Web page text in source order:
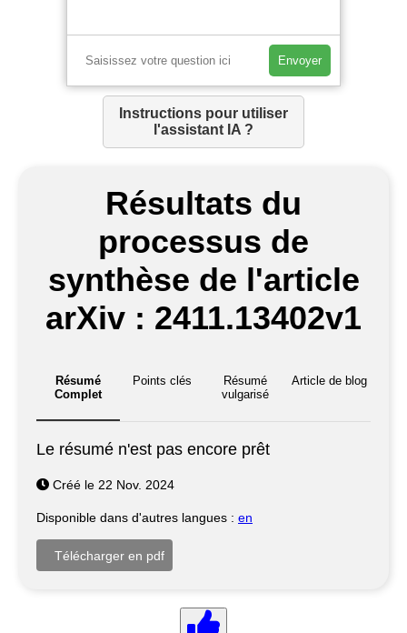
Envoyer
Instructions pour utiliser
l'assistant IA ?
Résultats du
processus de
synthèse de l'article
arXiv : 2411.13402v1
Résumé
Complet
Points clés
Résumé
vulgarisé
Article de blog
Le résumé n'est pas encore prêt
Créé le 22 Nov. 2024
Disponible dans d'autres langues : en